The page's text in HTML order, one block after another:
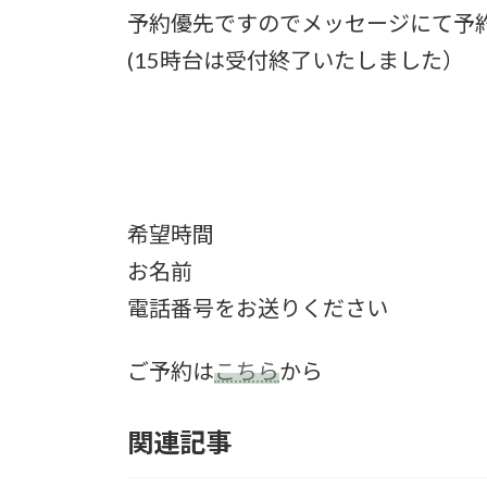
予約優先ですのでメッセージにて予
(15時台は受付終了いたしました）
希望時間
お名前
電話番号をお送りください
ご予約はこちらから
関連記事